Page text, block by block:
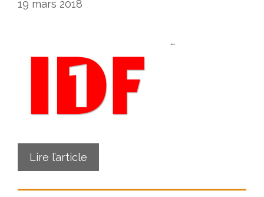
19 mars 2018
…
Lire l’article